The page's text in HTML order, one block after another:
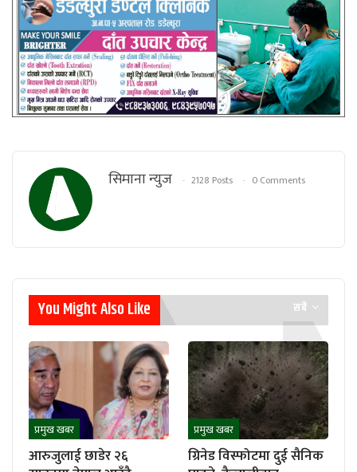
सिमाना न्युज 2128 Posts 0 Comments
सबै
You Might Also Like
प्रमुख खबर
आरुजुलाई छाडेर २६
प्रमुख खबर
ग्रिनेड विस्फोटमा दुई सैनिक